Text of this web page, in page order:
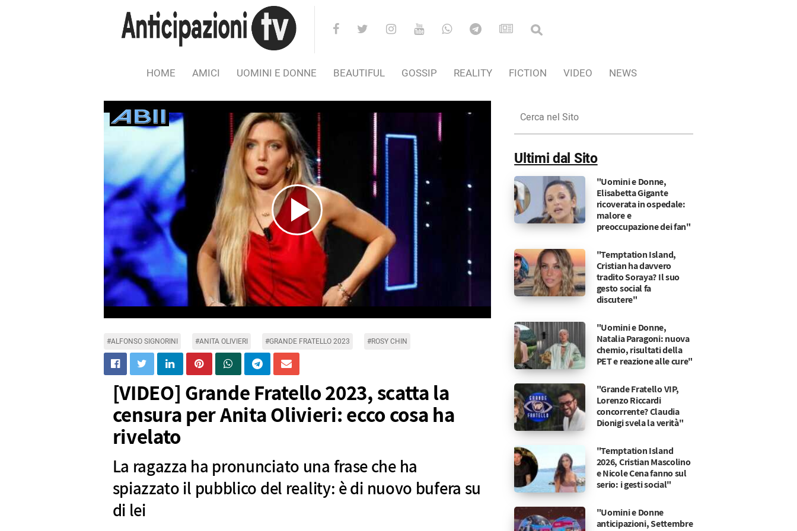
HOME AMICI UOMINI E DONNE BEAUTIFUL GOSSIP REALITY FICTION VIDEO NEWS
Play
Video
#ALFONSO SIGNORINI #ANITA OLIVIERI #GRANDE FRATELLO 2023 #ROSY CHIN
[VIDEO] Grande Fratello 2023, scatta la
censura per Anita Olivieri: ecco cosa ha
rivelato
La ragazza ha pronunciato una frase che ha
spiazzato il pubblico del reality: è di nuovo bufera su
di lei
nel
Sito
Ultimi dal Sito
"Uomini e Donne,
Elisabetta Gigante
ricoverata in ospedale:
malore e
preoccupazione dei fan"
"Temptation Island,
Cristian ha davvero
tradito Soraya? Il suo
gesto social fa
discutere"
"Uomini e Donne,
Natalia Paragoni: nuova
chemio, risultati della
PET e reazione alle cure"
"Grande Fratello VIP,
Lorenzo Riccardi
concorrente? Claudia
Dionigi svela la verità"
"Temptation Island
2026, Cristian Mascolino
e Nicole Cena fanno sul
serio: i gesti social"
"Uomini e Donne
anticipazioni, Settembre